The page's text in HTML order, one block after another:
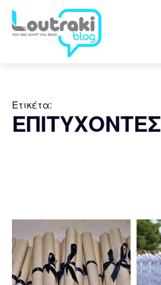
Ετικέτα:
ΕΠΙΤΥΧΟΝΤΕΣ